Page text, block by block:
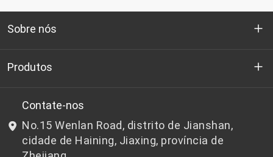
Sobre nós
Quem somos
P&D
Notícias e Eventos
Produtos
Chips de PET de qualidade para garrafas
Chips de PET não adequados para garrafas
Contate-nos
No.15 Wenlan Road, distrito de Jianshan,
cidade de Haining, Jiaxing, província de